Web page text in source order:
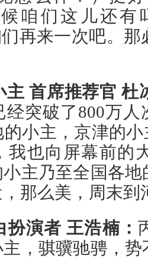
咱们这儿还有
再来一次吧。那
主 首席推荐官 杜
经突破了800万
小主，京津的
我也向屏幕前的
主乃至全国各
那么美，周末到
演者 王浩楠：
，骐骥驰骋，